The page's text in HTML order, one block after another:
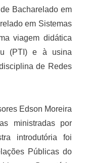
Bacharelado em
em Sistemas
viagem didática
(PTI) e à usina
de Redes
Edson Moreira
ministradas por
introdutória foi
Públicas do